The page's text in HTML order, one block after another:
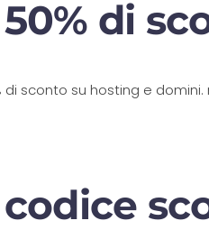
di
di sconto su hosting e